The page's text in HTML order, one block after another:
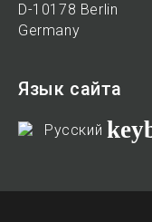
D-10178 Berlin
Germany
Язык сайта
Русский